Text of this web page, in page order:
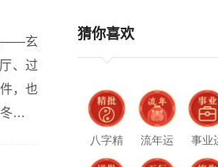
——玄
、过
，也
天开
猜你喜欢
八字精
批
流年运
势
事业
势